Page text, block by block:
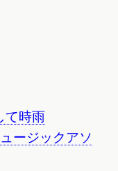
て時雨
ージックアソ